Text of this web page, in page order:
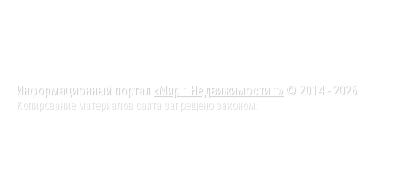
Информационный портал «Мир :: Недвижимости ::» © 2014 - 2026
Копирование материалов сайта запрещено законом.